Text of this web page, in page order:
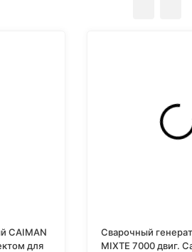
CAIMAN
для
Сварочный
MIXTE 7000 двиг.